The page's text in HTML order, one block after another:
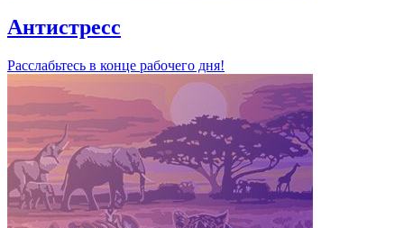
Антистресс
Расслабьтесь в конце рабочего дня!